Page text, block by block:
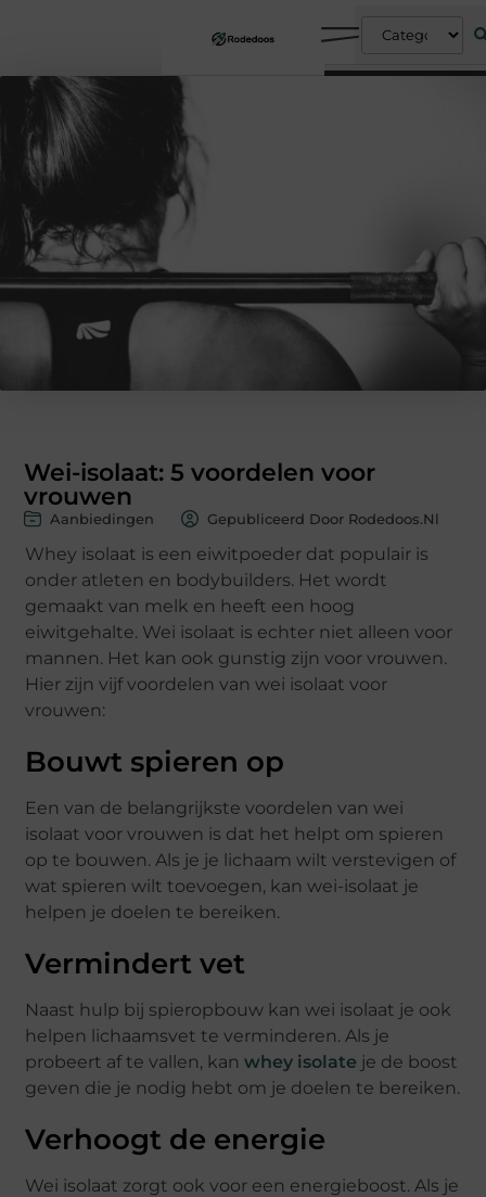
Wei-isolaat: 5 voordelen voor
vrouwen
Aanbiedingen Gepubliceerd Door Rodedoos.nl
Whey isolaat is een eiwitpoeder dat populair is
onder atleten en bodybuilders. Het wordt
gemaakt van melk en heeft een hoog
eiwitgehalte. Wei isolaat is echter niet alleen voor
mannen. Het kan ook gunstig zijn voor vrouwen.
Hier zijn vijf voordelen van wei isolaat voor
vrouwen:
Bouwt spieren op
Een van de belangrijkste voordelen van wei
isolaat voor vrouwen is dat het helpt om spieren
op te bouwen. Als je je lichaam wilt verstevigen of
wat spieren wilt toevoegen, kan wei-isolaat je
helpen je doelen te bereiken.
Vermindert vet
Naast hulp bij spieropbouw kan wei isolaat je ook
helpen lichaamsvet te verminderen. Als je
probeert af te vallen, kanwhey isolate je de boost
geven die je nodig hebt om je doelen te bereiken.
Verhoogt de energie
Wei isolaat zorgt ook voor een energieboost. Als je